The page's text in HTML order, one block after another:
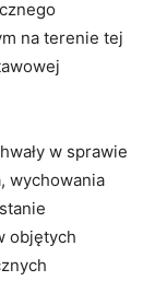
na terenie tej
w sprawie
wychowania
objętych